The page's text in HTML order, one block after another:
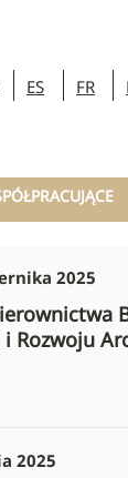
ES FR
2025
Rozwoju
2025